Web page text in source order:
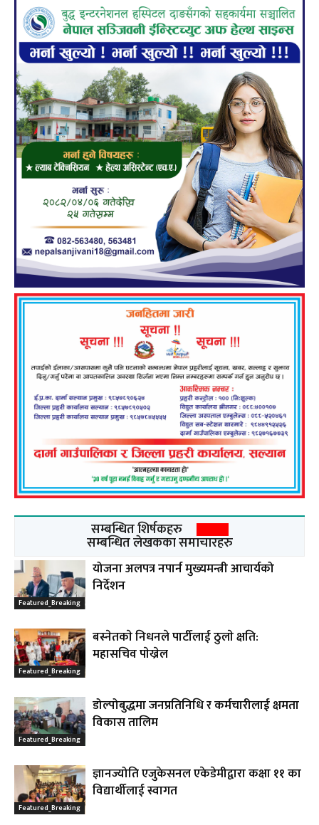
सम्बन्धित शिर्षकहरु
सम्बन्धित लेखकका समाचारहरु
Featured_Breaking
योजना अलपत्र नपार्न मुख्यमन्त्री आचार्यको
निर्देशन
Featured_Breaking
बस्नेतकाे निधनले पार्टीलाई ठुलाे क्षति:
महासचिव पाेख्रेल
Featured_Breaking
डोल्पोबुद्धमा जनप्रतिनिधि र कर्मचारीलाई क्षमता
विकास तालिम
Featured_Breaking
ज्ञानज्योति एजुकेसनल एकेडेमीद्वारा कक्षा ११ का
विद्यार्थीलाई स्वागत